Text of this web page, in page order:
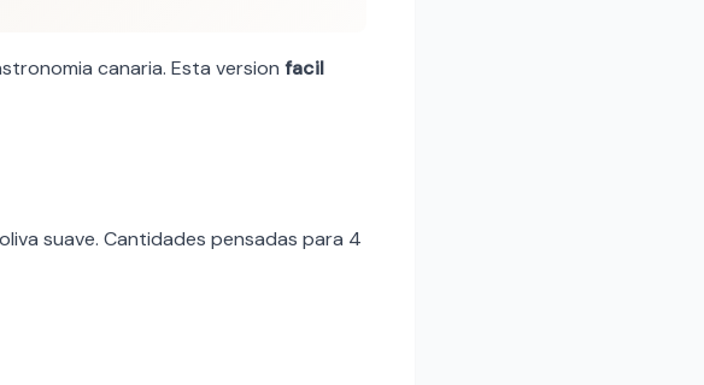
canaria. Esta version facil
suave. Cantidades pensadas para 4